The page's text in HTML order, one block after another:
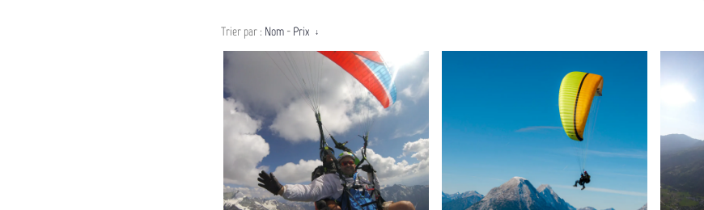
Trier par : Nom - Prix